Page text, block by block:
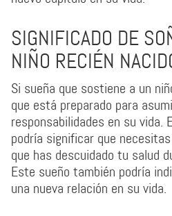
SIGNIFICADO DE
NIÑO RECIÉN
Si sueña que sostiene a un
que está preparado para
responsabilidades en su vida.
podría significar que
que has descuidado tu salud
Este sueño también podría
una nueva relación en su vida.